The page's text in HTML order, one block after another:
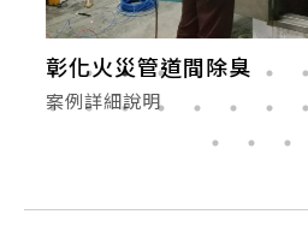
彰化火災管道間除臭
案例詳細說明